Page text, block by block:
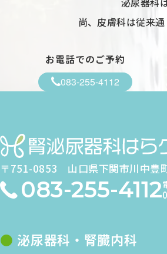
尚、皮膚科は従来
お電話でのご予約
083-255-4112
〒751-0853 山口県下関市川中豊
083-255-4112
泌尿器科・腎臓内科